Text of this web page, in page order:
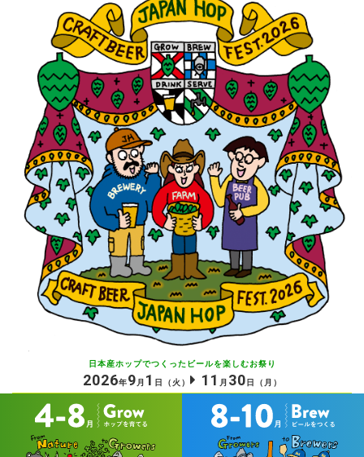
日本産ホップでつくったビールを楽しむお祭り
2026年9月 1 日 （火） 11 月 30 日 （月）